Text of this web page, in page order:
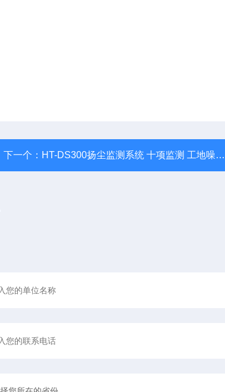
下一个： HT-DS300扬尘监测系统 十项监测 工地噪音监测 工地扬尘监测仪